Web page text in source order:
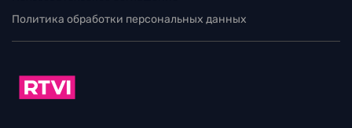
Политика обработки персональных данных